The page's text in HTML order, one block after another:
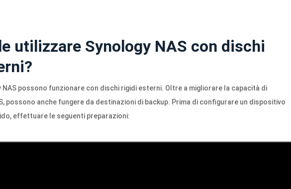
utilizzare Synology NAS con dischi
NAS possono funzionare con dischi rigidi esterni. Oltre a migliorare la capacità di
possono anche fungere da destinazioni di backup. Prima di configurare un dispositivo
effettuare le seguenti preparazioni: